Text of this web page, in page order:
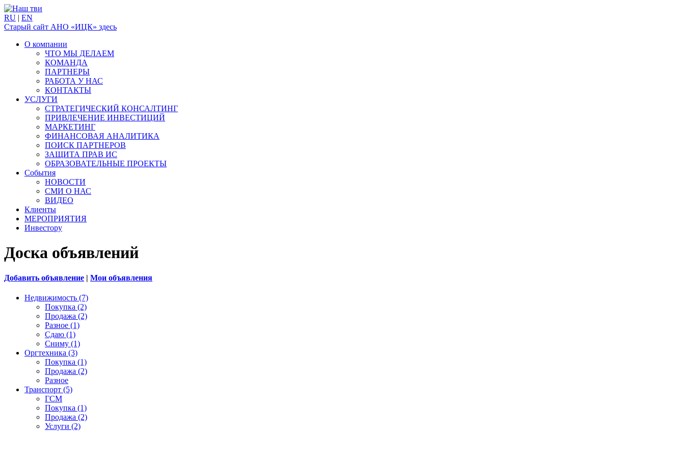
RU | EN
Старый сайт АНО «ИЦК» здесь
О компании
ЧТО МЫ ДЕЛАЕМ
КОМАНДА
ПАРТНЕРЫ
РАБОТА У НАС
КОНТАКТЫ
УСЛУГИ
СТРАТЕГИЧЕСКИЙ КОНСАЛТИНГ
ПРИВЛЕЧЕНИЕ ИНВЕСТИЦИЙ
МАРКЕТИНГ
ФИНАНСОВАЯ АНАЛИТИКА
ПОИСК ПАРТНЕРОВ
ЗАЩИТА ПРАВ ИС
ОБРАЗОВАТЕЛЬНЫЕ ПРОЕКТЫ
События
НОВОСТИ
СМИ О НАС
ВИДЕО
Клиенты
МЕРОПРИЯТИЯ
Инвестору
Доска объявлений
Добавить объявление | Мои объявления
Недвижимость (7)
Покупка (2)
Продажа (2)
Разное (1)
Сдаю (1)
Сниму (1)
Оргтехника (3)
Покупка (1)
Продажа (2)
Разное
Транспорт (5)
ГСМ
Покупка (1)
Продажа (2)
Услуги (2)